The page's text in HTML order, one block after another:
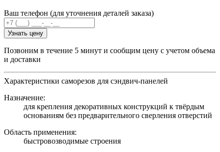
Ваш телефон (для уточнения деталей заказа)
Узнать цену
Позвоним в течение 5 минут и сообщим цену с учетом объема
и доставки
Характеристики саморезов для сэндвич-панелей
Назначение:
для крепления декоративных конструкций к твёрдым
основаниям без предварительного сверления отверстий
Область применения:
быстровозводимые строения